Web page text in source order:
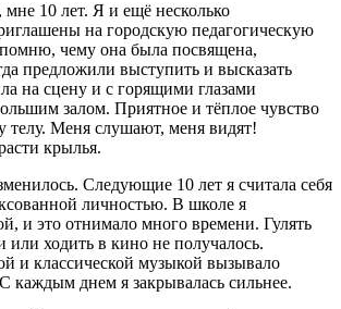
мне 10 лет. Я и ещё несколько
на городскую педагогическую
чему она была посвящена,
предложили выступить и высказать
на сцену и с горящими глазами
залом. Приятное и тёплое чувство
телу. Меня слушают, меня видят!
крылья.
Следующие 10 лет я считала себя
личностью. В школе я
и это отнимало много времени. Гулять
или ходить в кино не получалось.
и классической музыкой вызывало
каждым днем я закрывалась сильнее.